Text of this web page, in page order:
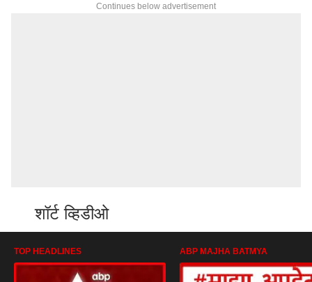
Continues below advertisement
शॉर्ट व्हिडीओ
TOP HEADLINES ABP MAJHA BATMYA